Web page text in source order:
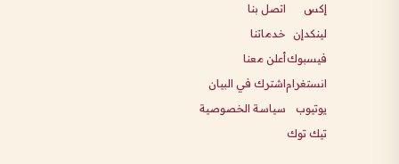
إكس
لينكدإن
فيسبوك
انستغرام
يوتيوب
تيك توك
اتصل بنا
خدماتنا
أعلن معنا
اشترك في البيان
سياسة الخصوصية